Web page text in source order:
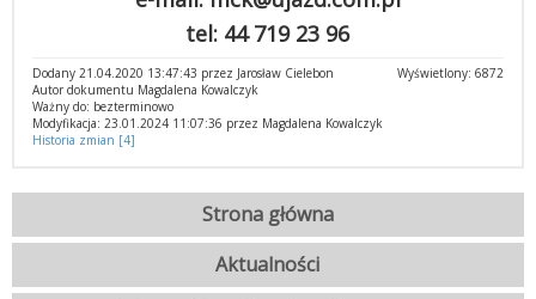
tel: 44 719 23 96
Wyświetlony: 6872
Dodany 21.04.2020 13:47:43 przez Jarosław Cielebon
Autor dokumentu Magdalena Kowalczyk
Ważny do: bezterminowo
Modyfikacja: 23.01.2024 11:07:36 przez Magdalena Kowalczyk
Historia zmian [4]
Strona główna
Aktualności